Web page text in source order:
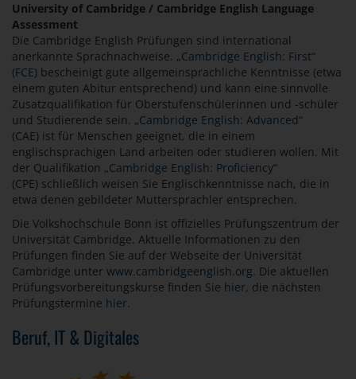
University of Cambridge / Cambridge English Language
Assessment
Die Cambridge English Prüfungen sind international
anerkannte Sprachnachweise. „Cambridge English: First“
(FCE) bescheinigt gute allgemeinsprachliche Kenntnisse (etwa
einem guten Abitur entsprechend) und kann eine sinnvolle
Zusatzqualifikation für Oberstufenschülerinnen und -schüler
und Studierende sein. „Cambridge English: Advanced“
(CAE) ist für Menschen geeignet, die in einem
englischsprachigen Land arbeiten oder studieren wollen. Mit
der Qualifikation „Cambridge English: Proficiency“
(CPE) schließlich weisen Sie Englischkenntnisse nach, die in
etwa denen gebildeter Muttersprachler entsprechen.
Die Volkshochschule Bonn ist offizielles Prüfungszentrum der
Universität Cambridge. Aktuelle Informationen zu den
Prüfungen finden Sie auf der Webseite der Universität
Cambridge unter www.cambridgeenglish.org. Die aktuellen
Prüfungsvorbereitungskurse finden Sie hier, die nächsten
Prüfungstermine hier.
Beruf, IT & Digitales